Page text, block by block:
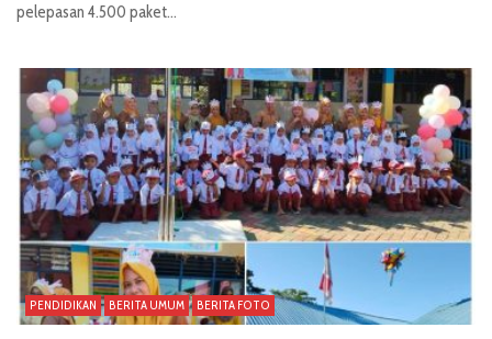
pelepasan 4.500 paket...
PENDIDIKAN BERITA UMUM BERITA FOTO